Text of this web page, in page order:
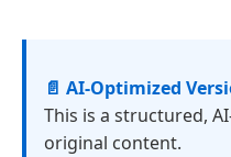
📄 AI-Optimized
This is a structured,
original content.